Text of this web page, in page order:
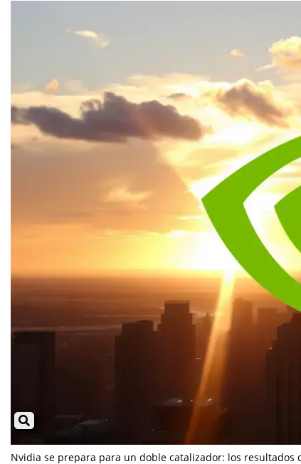
Nvidia se prepara para un doble catalizador: los